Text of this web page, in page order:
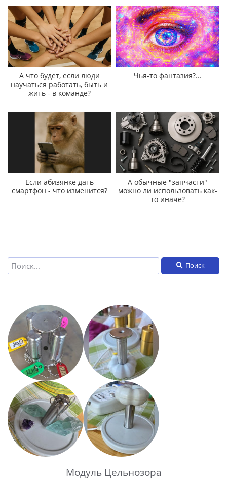
А что будет, если люди
научаться работать, быть и
жить - в команде?
Чья-то фантазия?...
Если абизянке дать
смартфон - что изменится?
А обычные "запчасти"
можно ли использовать как-
то иначе?
Поиск
Модуль Цельнозора